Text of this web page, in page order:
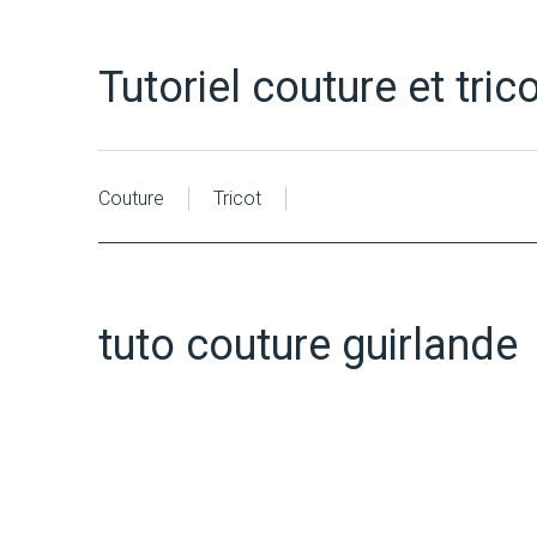
Tutoriel couture et
Couture Tricot
tuto couture guirlande